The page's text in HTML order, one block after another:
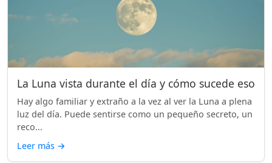
La Luna vista durante el día y cómo sucede eso
Hay algo familiar y extraño a la vez al ver la Luna a plena
luz del día. Puede sentirse como un pequeño secreto, un
reco...
Leer más →